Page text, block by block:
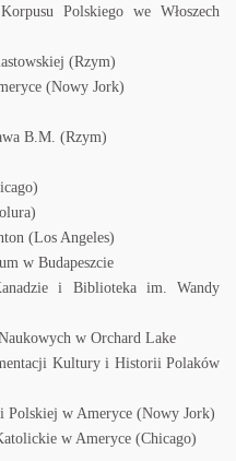
Polskiego we Włoszech
(Rzym)
(Nowy Jork)
B.M. (Rzym)
(Los Angeles)
w Budapeszcie
i Biblioteka im. Wandy
w Orchard Lake
Kultury i Historii Polaków
Polskiej w Ameryce (Nowy Jork)
w Ameryce (Chicago)